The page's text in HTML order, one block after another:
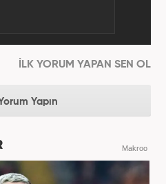
İLK YORUM YAPAN SEN OL
Yapın
Makroo